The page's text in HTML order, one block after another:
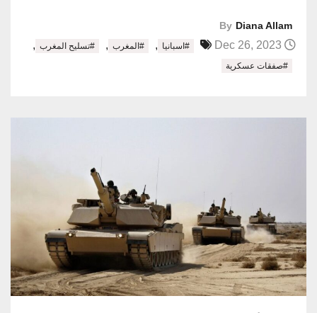
By Diana Allam
#اسبانيا , #المغرب , #تسليح المغرب ,
#صفقات عسكرية